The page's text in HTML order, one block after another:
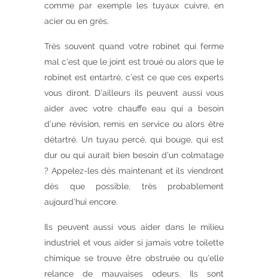
comme par exemple les tuyaux cuivre, en
acier ou en grès.
Très souvent quand votre robinet qui ferme
mal c’est que le joint est troué ou alors que le
robinet est entartré, c’est ce que ces experts
vous diront. D’ailleurs ils peuvent aussi vous
aider avec votre chauffe eau qui a besoin
d’une révision, remis en service ou alors être
détartré. Un tuyau percé, qui bouge, qui est
dur ou qui aurait bien besoin d’un colmatage
? Appelez-les dès maintenant et ils viendront
dès que possible, très probablement
aujourd’hui encore.
Ils peuvent aussi vous aider dans le milieu
industriel et vous aider si jamais votre toilette
chimique se trouve être obstruée ou qu’elle
relance de mauvaises odeurs. Ils sont